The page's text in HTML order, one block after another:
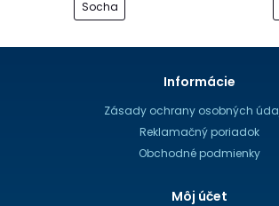
Socha
Informácie
Zásady ochrany osobných
Reklamačný poriadok
Obchodné podmienky
Môj účet